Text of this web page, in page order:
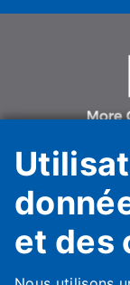
Haier
et des